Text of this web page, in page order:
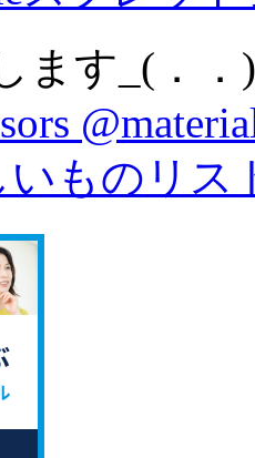
ます_(．．
いものリス